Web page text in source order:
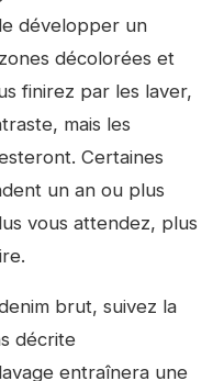
développer un
décolorées et
finirez par les laver,
mais les
Certaines
un an ou plus
vous attendez, plus
brut, suivez la
décrite
entraînera une